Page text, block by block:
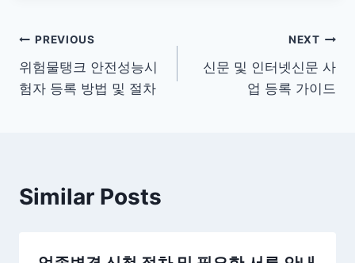
글
탐
PREVIOUS
위험물탱크 안전성능시
험자 등록 방법 및 절차
NEXT
신문 및 인터넷신문 사
업 등록 가이드
Similar Posts